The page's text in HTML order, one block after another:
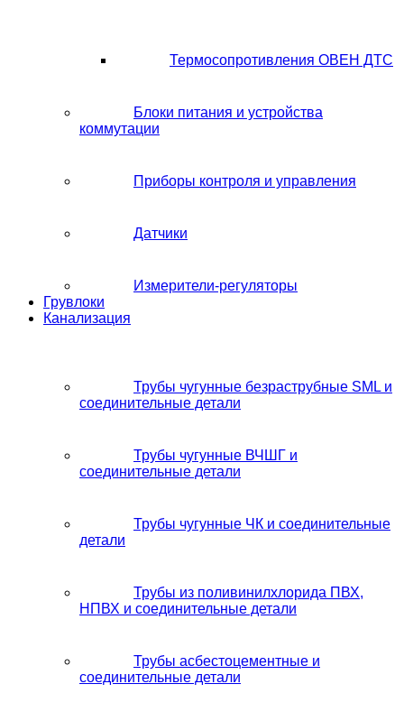
Термосопротивления ОВЕН ДТС
Блоки питания и устройства
коммутации
Приборы контроля и управления
Датчики
Измерители-регуляторы
Грувлоки
Канализация
Трубы чугунные безраструбные SML и
соединительные детали
Трубы чугунные ВЧШГ и
соединительные детали
Трубы чугунные ЧК и соединительные
детали
Трубы из поливинилхлорида ПВХ,
НПВХ и соединительные детали
Трубы асбестоцементные и
соединительные детали